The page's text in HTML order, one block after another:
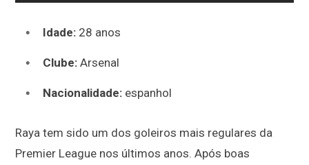
Idade: 28 anos
Clube: Arsenal
Nacionalidade: espanhol
Raya tem sido um dos goleiros mais regulares da
Premier League nos últimos anos. Após boas